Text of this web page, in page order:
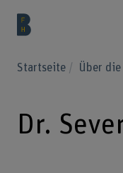
Startseite Über die
Dr.